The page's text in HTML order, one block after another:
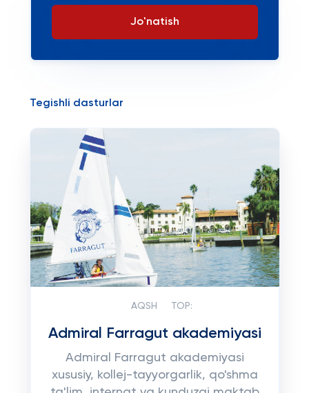
Jo'natish
Tegishli dasturlar
AQSH TOP:
Admiral Farragut akademiyasi
Admiral Farragut akademiyasi
xususiy, kollej-tayyorgarlik, qo'shma